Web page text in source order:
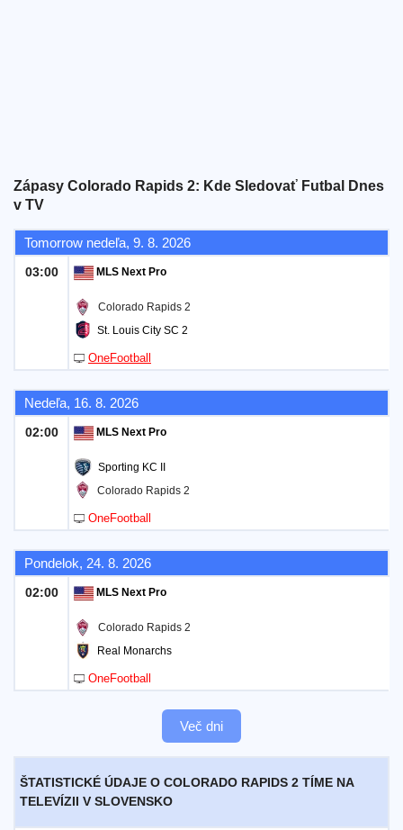
Zápasy Colorado Rapids 2: Kde Sledovať Futbal Dnes
v TV
Tomorrow nedeľa, 9. 8. 2026
03:00 MLS Next Pro
Colorado Rapids 2
St. Louis City SC 2
OneFootball
Nedeľa, 16. 8. 2026
02:00 MLS Next Pro
Sporting KC II
Colorado Rapids 2
OneFootball
Pondelok, 24. 8. 2026
02:00 MLS Next Pro
Colorado Rapids 2
Real Monarchs
OneFootball
Več dni
ŠTATISTICKÉ ÚDAJE O COLORADO RAPIDS 2 TÍME NA
TELEVÍZII V SLOVENSKO